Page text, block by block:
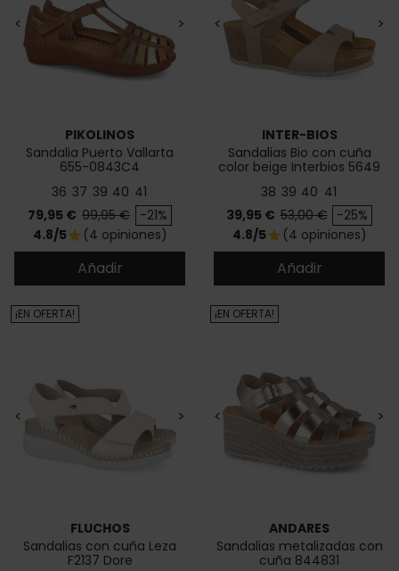
< >
PIKOLINOS
Sandalia Puerto Vallarta
655-0843C4
36 37 39 40 41
Precio
79,95 € Precio base
99,95 € -21%
4.8/5star (4 opiniones)
Añadir
< >
INTER-BIOS
Sandalias Bio con cuña
color beige Interbios 5649
38 39 40 41
Precio
39,95 € Precio base
53,00 € -25%
4.8/5star (4 opiniones)
Añadir
< >
FLUCHOS
Sandalias con cuña Leza
F2137 Dore
¡EN OFERTA!
< >
ANDARES
Sandalias metalizadas con
cuña 844831
¡EN OFERTA!